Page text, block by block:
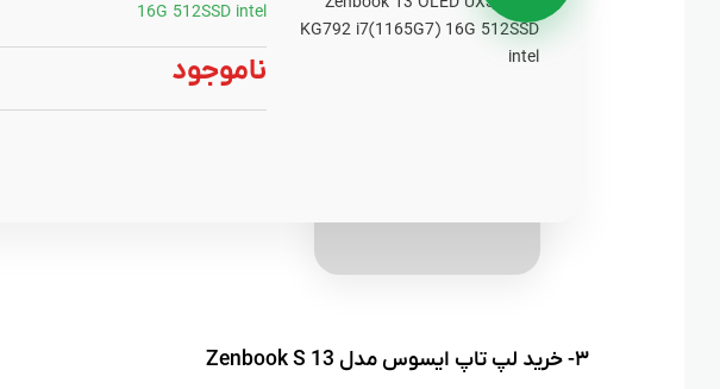
16G 512SSD intel
ناموجود
۳- خرید لپ تاپ ایسوس مدل Zenbook S 13